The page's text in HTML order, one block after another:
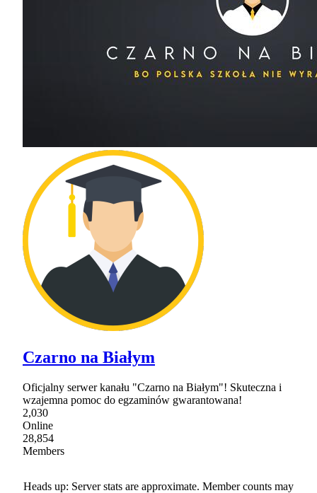
Czarno na Białym
Oficjalny serwer kanału "Czarno na Białym"! Skuteczna i
wzajemna pomoc do egzaminów gwarantowana!
2,030
Online
28,854
Members
Heads up: Server stats are approximate. Member counts may